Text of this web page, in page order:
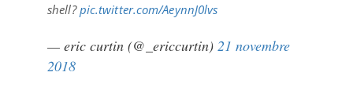
shell?pic.twitter.com/AeynnJ0lvs
— eric curtin (@_ericcurtin) 21 novembre
2018